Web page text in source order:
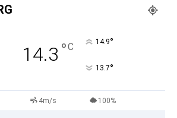
14.3 °C 14.9°
13.7°
4m/s 100%